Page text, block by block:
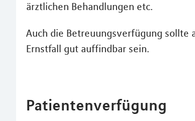
ärztlichen Behandlungen etc.
Auch die Betreuungsverfügung sollte
Ernstfall gut auffindbar sein.
Patientenverfügung